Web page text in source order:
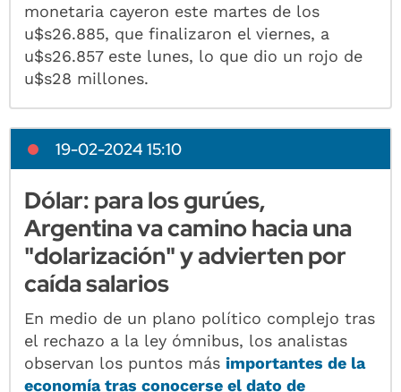
monetaria cayeron este martes de los
u$s26.885, que finalizaron el viernes, a
u$s26.857 este lunes, lo que dio un rojo de
u$s28 millones.
19-02-2024 15:10
Dólar: para los gurúes,
Argentina va camino hacia una
"dolarización" y advierten por
caída salarios
En medio de un plano político complejo tras
el rechazo a la ley ómnibus, los analistas
observan los puntos másimportantes de la
economía tras conocerse el dato de